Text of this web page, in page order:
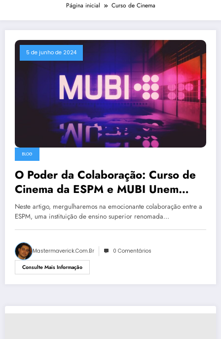
Página inicial Curso de Cinema
5 de junho de 2024
BLOG
O Poder da Colaboração: Curso de
Cinema da ESPM e MUBI Unem
Teoria e Prática
Neste artigo, mergulharemos na emocionante colaboração entre a
ESPM, uma instituição de ensino superior renomada…
Mastermaverick.com.br 0 Comentários
Consulte Mais Informação